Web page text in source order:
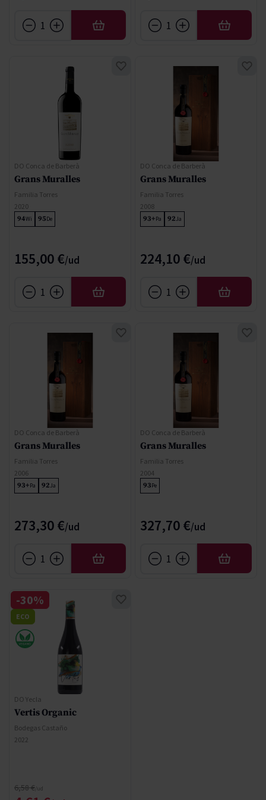
AÑADIR AÑADIR
DO Conca de Barberà
Grans Muralles
Familia Torres
2020
94Wi 95De
155,00 €
AÑADIR
DO Conca de Barberà
Grans Muralles
Familia Torres
2008
93+Pa 92Ja
224,10 €
AÑADIR
DO Conca de Barberà
Grans Muralles
Familia Torres
2006
93+Pa 92Ja
273,30 €
AÑADIR
DO Conca de Barberà
Grans Muralles
Familia Torres
2004
93Pe
327,70 €
AÑADIR
DO Yecla
Vertis Organic
Bodegas Castaño
2022
Precio normal
6,58 €
-30%
ECO